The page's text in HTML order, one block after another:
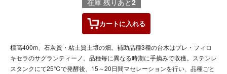
カートに入れる
標高400m、石灰質・粘土質土壌の畑。補助品種3種の台木はプレ・フィロ
キセラのサグランティーノ。品種毎に異なる時期に手摘みで収穫。ステンレ
スタンクにて25℃で発酵後、15～20日間マセレーションを行い、品種ごと